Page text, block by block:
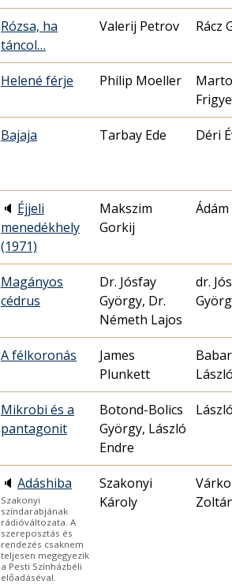
Rózsa, ha
táncol…
Valerij Petrov Rácz
Helené férje Philip Moeller
Bajaja Tarbay Ede Déri
🔈 Éjjeli
menedékhely
(1971)
Makszim
Gorkij
Magányos
cédrus
Dr. Jósfay
György, Dr.
Németh Lajos
dr.
A félkoronás
James
Plunkett
Mikrobi és a
pantagonit
Botond-Bolics
György, László
Endre
🔈 Adáshiba
Szakonyi
színdarabjának
rádióváltozata. A
szereposztás és
rendezés csaknem
teljesen megegyezik
a Pesti Színházbéli
előadáséval.
Szakonyi
Károly